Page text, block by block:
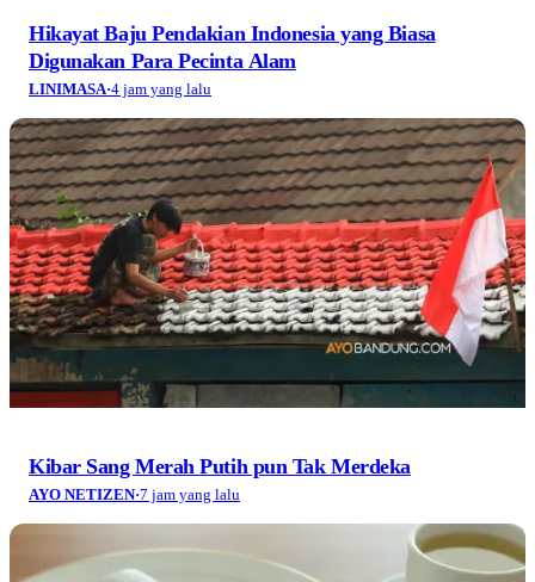
Hikayat Baju Pendakian Indonesia yang Biasa
Digunakan Para Pecinta Alam
LINIMASA·4 jam yang lalu
Kibar Sang Merah Putih pun Tak Merdeka
AYO NETIZEN·7 jam yang lalu